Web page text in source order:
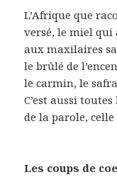
L’Afrique que
versé, le miel qui
aux maxilaires
le brûlé de
le carmin, le
C’est aussi
de la parole, celle
Les coups de